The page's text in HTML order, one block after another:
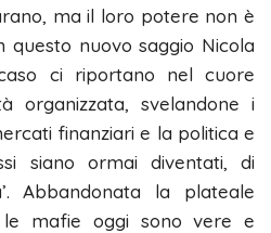
ma il loro potere non è
questo nuovo saggio Nicola
ci riportano nel cuore
organizzata, svelandone i
finanziari e la politica e
siano ormai diventati, di
Abbandonata la plateale
le mafie oggi sono vere e